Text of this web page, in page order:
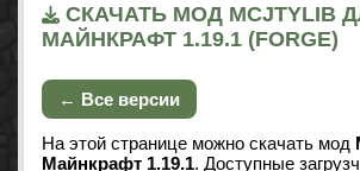
СКАЧАТЬ МОД MCJTYLIB
МАЙНКРАФТ 1.19.1 (FORGE)
← Все версии
На этой странице можно скачать мод
Майнкрафт 1.19.1. Доступные